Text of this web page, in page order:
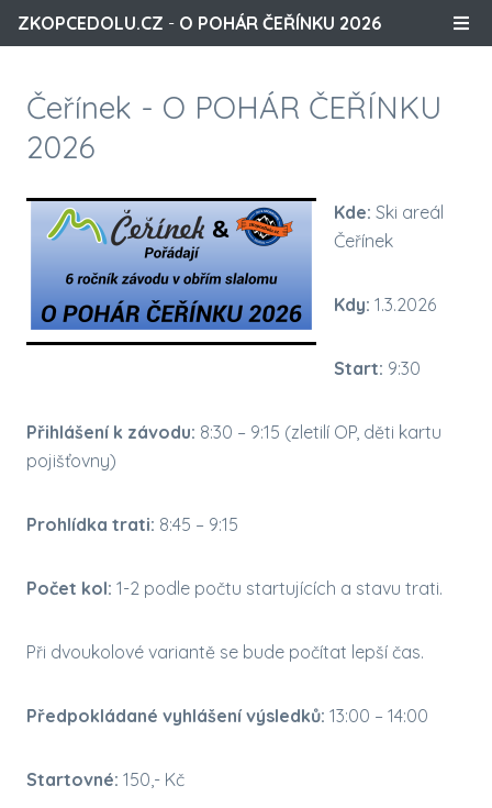
ZKOPCEDOLU.CZ - O POHÁR ČEŘÍNKU 2026
Čeřínek - O POHÁR ČEŘÍNKU
2026
Kde: Ski areál
Čeřínek
Kdy: 1.3.2026
Start: 9:30
Přihlášení k závodu: 8:30 – 9:15 (zletilí OP, děti kartu
pojišťovny)
Prohlídka trati: 8:45 – 9:15
Počet kol: 1-2 podle počtu startujících a stavu trati.
Při dvoukolové variantě se bude počítat lepší čas.
Předpokládané vyhlášení výsledků: 13:00 – 14:00
Startovné: 150,- Kč